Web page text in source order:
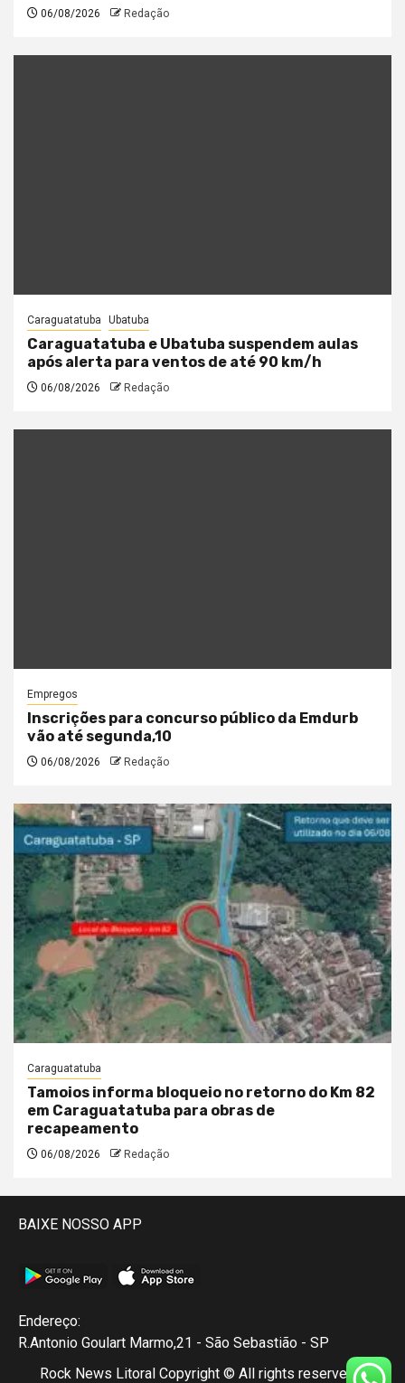
06/08/2026 Redação
Caraguatatuba Ubatuba
Caraguatatuba e Ubatuba suspendem aulas
após alerta para ventos de até 90 km/h
06/08/2026 Redação
Empregos
Inscrições para concurso público da Emdurb
vão até segunda,10
06/08/2026 Redação
Caraguatatuba
Tamoios informa bloqueio no retorno do Km 82
em Caraguatatuba para obras de
recapeamento
06/08/2026 Redação
BAIXE NOSSO APP
Endereço:
R.Antonio Goulart Marmo,21 - São Sebastião - SP
Rock News Litoral Copyright © All rights reserved.|